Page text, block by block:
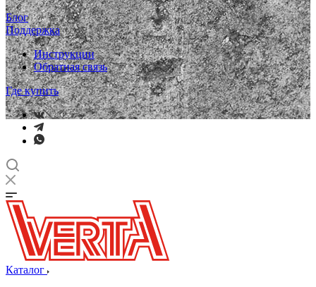
Блог
Поддержка
Инструкции
Обратная связь
Где купить
Каталог